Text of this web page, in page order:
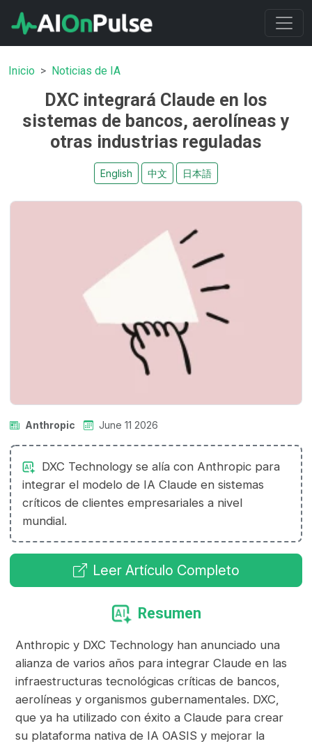
Inicio Noticias de IA
DXC integrará Claude en los
sistemas de bancos, aerolíneas y
otras industrias reguladas
English 中文 日本語
Anthropic June 11 2026
DXC Technology se alía con Anthropic para
integrar el modelo de IA Claude en sistemas
críticos de clientes empresariales a nivel
mundial.
Leer Artículo Completo
Resumen
Anthropic y DXC Technology han anunciado una
alianza de varios años para integrar Claude en las
infraestructuras tecnológicas críticas de bancos,
aerolíneas y organismos gubernamentales. DXC,
que ya ha utilizado con éxito a Claude para crear
su plataforma nativa de IA OASIS y mejorar la